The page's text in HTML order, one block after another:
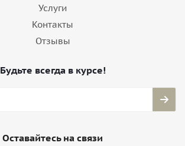
Услуги
Контакты
Отзывы
Будьте всегда в курсе!
Оставайтесь на связи